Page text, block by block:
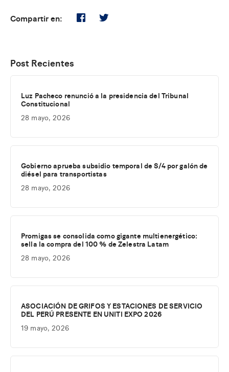
Compartir en:
Post Recientes
Luz Pacheco renunció a la presidencia del Tribunal
Constitucional
28 mayo, 2026
Gobierno aprueba subsidio temporal de S/4 por galón de
diésel para transportistas
28 mayo, 2026
Promigas se consolida como gigante multienergético:
sella la compra del 100 % de Zelestra Latam
28 mayo, 2026
ASOCIACIÓN DE GRIFOS Y ESTACIONES DE SERVICIO
DEL PERÚ PRESENTE EN UNITI EXPO 2026
19 mayo, 2026